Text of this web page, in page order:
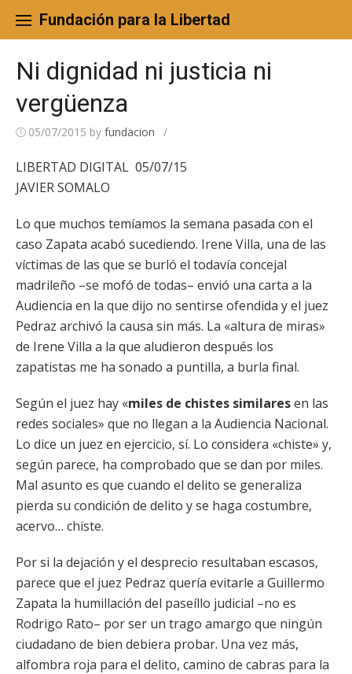
content
Fundación para la Libertad
Ni dignidad ni justicia ni
vergüenza
05/07/2015 by fundacion /
LIBERTAD DIGITAL 05/07/15
JAVIER SOMALO
Lo que muchos temíamos la semana pasada con el
caso Zapata acabó sucediendo. Irene Villa, una de las
víctimas de las que se burló el todavía concejal
madrileño –se mofó de todas– envió una carta a la
Audiencia en la que dijo no sentirse ofendida y el juez
Pedraz archivó la causa sin más. La «altura de miras»
de Irene Villa a la que aludieron después los
zapatistas me ha sonado a puntilla, a burla final.
Según el juez hay «miles de chistes similaresen las
redes sociales» que no llegan a la Audiencia Nacional.
Lo dice un juez en ejercicio, sí. Lo considera «chiste» y,
según parece, ha comprobado que se dan por miles.
Mal asunto es que cuando el delito se generaliza
pierda su condición de delito y se haga costumbre,
acervo… chiste.
Por si la dejación y el desprecio resultaban escasos,
parece que el juez Pedraz quería evitarle a Guillermo
Zapata la humillación del paseíllo judicial –no es
Rodrigo Rato– por ser un trago amargo que ningún
ciudadano de bien debiera probar. Una vez más,
alfombra roja para el delito, camino de cabras para la